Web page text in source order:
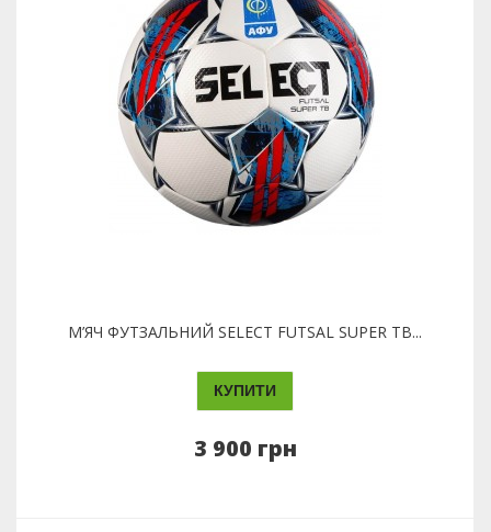
М’ЯЧ ФУТЗАЛЬНИЙ SELECT FUTSAL SUPER TB...
КУПИТИ
3 900 грн